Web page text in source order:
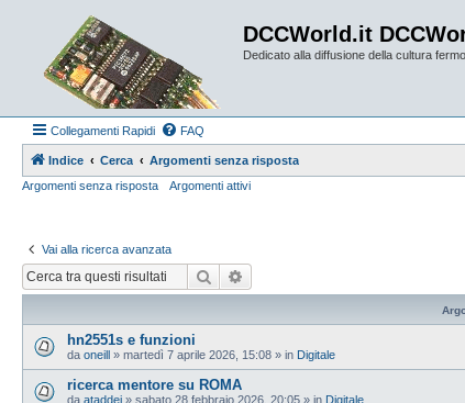
DCCWorld.it
Dedicato alla diffusione della cultura
Collegamenti Rapidi FAQ
Indice Cerca
Argomenti senza risposta
Argomenti senza risposta
Argomenti attivi
Vai alla ricerca avanzata
Cerca
hn2551s e funzioni
da oneill » martedì 7 aprile 2026, 15:08 » in Digitale
ricerca mentore su ROMA
da ataddei » sabato 28 febbraio 2026, 20:05 » in Digitale